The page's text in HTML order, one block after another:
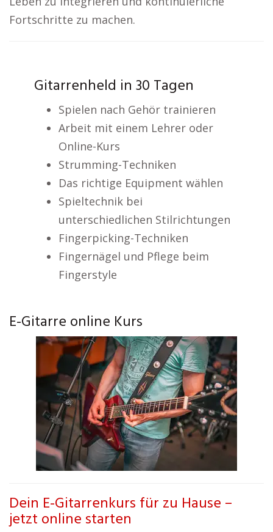
Fortschritte zu machen.
Gitarrenheld in 30 Tagen
Spielen nach Gehör trainieren
Arbeit mit einem Lehrer oder
Online-Kurs
Strumming-Techniken
Das richtige Equipment wählen
Spieltechnik bei
unterschiedlichen Stilrichtungen
Fingerpicking-Techniken
Fingernägel und Pflege beim
Fingerstyle
E-Gitarre online Kurs
Dein E-Gitarrenkurs für zu Hause –
jetzt online starten